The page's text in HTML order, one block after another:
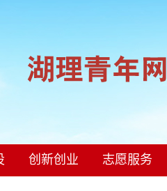
创新创业 志愿服务